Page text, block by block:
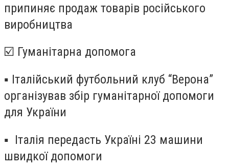
припиняє продаж товарів російського
виробництва
☑️ Гуманітарна допомога
▪️ Італійський футбольний клуб “Верона”
організував збір гуманітарної допомоги
для України
▪️ Італія передасть Україні 23 машини
швидкої допомоги